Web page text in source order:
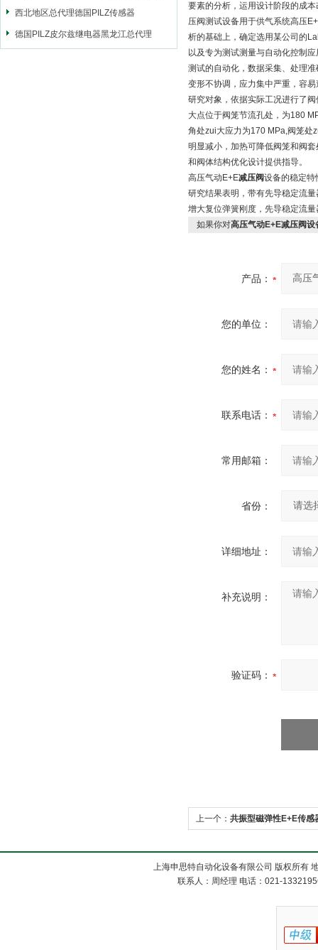
西北地区总代理德国PILZ传感器
德国PILZ皮尔兹继电器黑龙江总代理
要素的分析，运用设计阶段的成
压阀测试设备用于供气系统高压
析的基础上，确定选用某公司的
以及专为测试测量与自动化控制
测试的自动化，数据采集、处理
变形不协调，应力集中严重，容
研究对象，依据实际工况进行了
大点位于阀笼节流孔处，为180
角处zui大应力为170 MPa,阀笼处
明显减小，加热可降低阀笼和阀
和阀体结构优化设计提供指导。
高压气动E+E减压阀设备的稳定特
研究结果表明，带有先导稳定流
增大复位弹簧刚度，先导稳定流
如果你对高压气动E+E减压阀设
产品：
您的单位：
您的姓名：
联系电话：
常用邮箱：
省份：
详细地址：
补充说明：
验证码：
上一个： 共振型磁弹性E+E传感
上海申思特自动化设备有限公司 版权所有
联系人：周经理 电话：021-